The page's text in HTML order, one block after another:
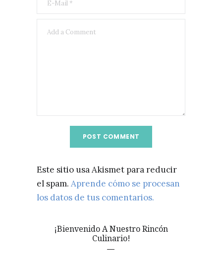
Este sitio usa Akismet para reducir
el spam. Aprende cómo se procesan
los datos de tus comentarios.
¡Bienvenido A Nuestro Rincón
Culinario!